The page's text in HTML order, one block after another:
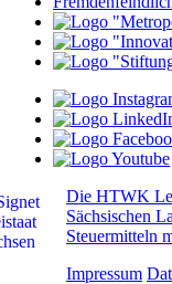
Die HTWK
Sächsischen
Steuermitteln
Impressum